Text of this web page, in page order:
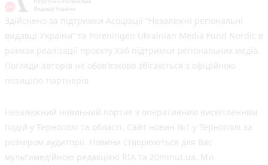
Здійснено за підтримки Асоціації “Незалежні регіональні
видавці України” та Foreningen Ukrainian Media Fund Nordic в
рамках реалізації проєкту Хаб підтримки регіональних медіа.
Погляди авторів не обов'язково збігаються з офіційною
позицією партнерів
Незалежний новинний портал з оперативним висвітленням
подій у Тернополі та області. Сайт новин №1 у Тернополі за
розміром аудиторії. Новини створюються для Вас
мультимедійною редакцією RIA та 20minut.ua. Ми